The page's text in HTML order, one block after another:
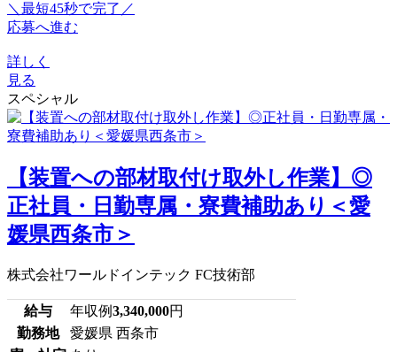
＼最短45秒で完了／
応募へ進む
詳しく
見る
スペシャル
【装置への部材取付け取外し作業】◎
正社員・日勤専属・寮費補助あり＜愛
媛県西条市＞
株式会社ワールドインテック FC技術部
給与 年収例3,340,000円
勤務地
愛媛県 西条市